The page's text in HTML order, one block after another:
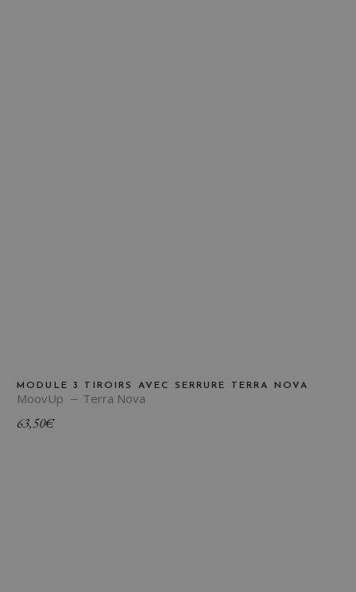
MODULE 3 TIROIRS AVEC SERRURE TERRA NOVA
MoovUp Terra Nova
63,50€